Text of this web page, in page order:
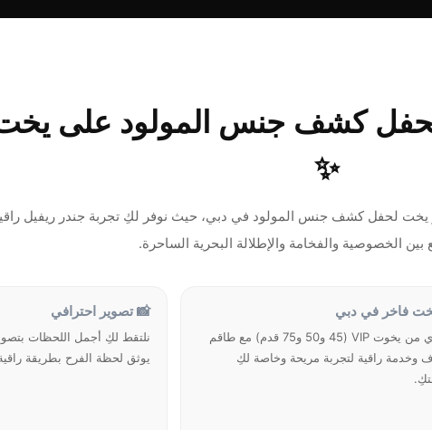
لحفل كشف جنس المولود على
✨
لحفل كشف جنس المولود في دبي، حيث نوفر لكِ تجربة جندر ريفيل
بين الخصوصية والفخامة والإطلالة البحرية الساحرة.
فاخر في دبي
اختاري من يخوت VIP (45 و50 و75 قدم) مع طاقم
وخدمة راقية لتجربة مريحة وخاصة لكِ
📸 تصوير احترافي
نلتقط لكِ أجمل اللحظات
يوثق لحظة الفرح بطريقة